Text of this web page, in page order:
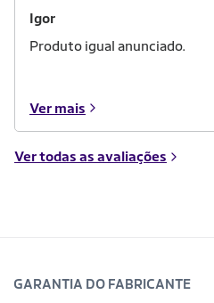
Igor
Produto igual anunciado.
Ver mais
Ver todas as avaliações
GARANTIA DO FABRICANTE